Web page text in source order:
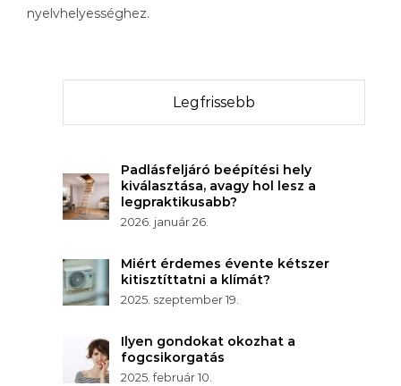
nyelvhelyességhez.
Legfrissebb
Padlásfeljáró beépítési hely
kiválasztása, avagy hol lesz a
legpraktikusabb?
2026. január 26.
Miért érdemes évente kétszer
kitisztíttatni a klímát?
2025. szeptember 19.
Ilyen gondokat okozhat a
fogcsikorgatás
2025. február 10.